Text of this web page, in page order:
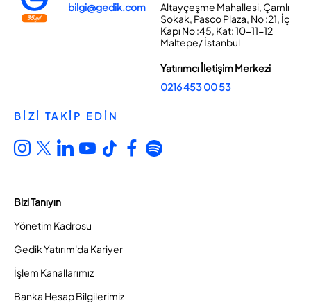
bilgi@gedik.com
Altayçeşme Mahallesi, Çamlı
Sokak, Pasco Plaza, No :21, İç
Kapı No :45, Kat: 10-11-12
Maltepe/ İstanbul
Yatırımcı İletişim Merkezi
0216 453 00 53
BİZİ TAKİP EDİN
Bizi Tanıyın
Yönetim Kadrosu
Gedik Yatırım'da Kariyer
İşlem Kanallarımız
Banka Hesap Bilgilerimiz